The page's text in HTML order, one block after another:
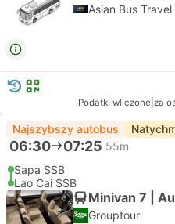
Asian Bus Travel
Podatki wliczone za
Najszybszy autobus
06:30 07:25 55m
Sapa SSB
Lao Cai SSB
Minivan 7 |
Grouptour